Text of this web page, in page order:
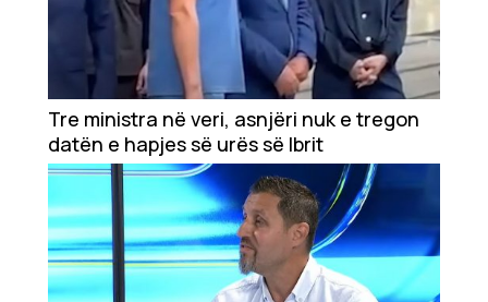
Tre ministra në veri, asnjëri nuk e tregon
datën e hapjes së urës së Ibrit